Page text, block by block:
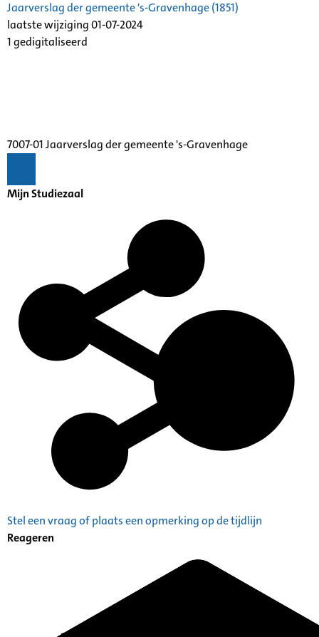
Jaarverslag der gemeente 's-Gravenhage (1851)
laatste wijziging 01-07-2024
1 gedigitaliseerd
7007-01 Jaarverslag der gemeente 's-Gravenhage
Mijn Studiezaal
Stel een vraag of plaats een opmerking op de tijdlijn
Reageren